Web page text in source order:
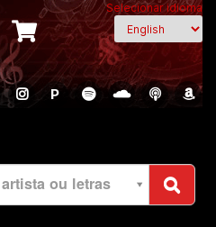
Selecionar idioma
P
ou letras